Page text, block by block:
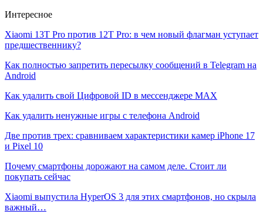
Интересное
Xiaomi 13T Pro против 12T Pro: в чем новый флагман уступает
предшественнику?
Как полностью запретить пересылку сообщений в Telegram на
Android
Как удалить свой Цифровой ID в мессенджере MAX
Как удалить ненужные игры с телефона Android
Две против трех: сравниваем характеристики камер iPhone 17
и Pixel 10
Почему смартфоны дорожают на самом деле. Стоит ли
покупать сейчас
Xiaomi выпустила HyperOS 3 для этих смартфонов, но скрыла
важный…